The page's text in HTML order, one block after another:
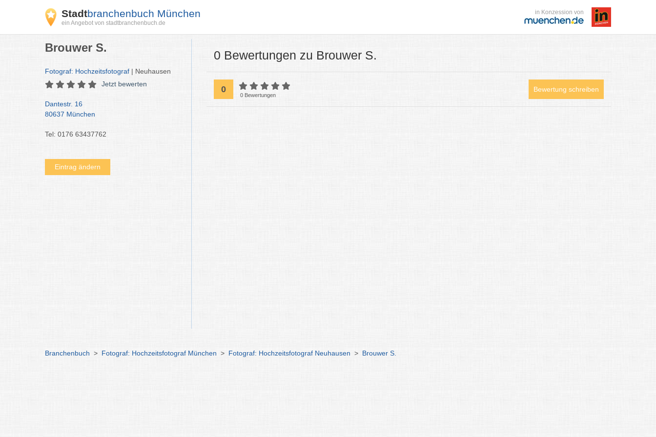
Stadtbranchenbuch München
ein Angebot von stadtbranchenbuch.de
in Konzession von
Brouwer S.
Fotograf: Hochzeitsfotograf | Neuhausen
Jetzt bewerten
Dantestr. 16
80637 München
Tel: 0176 63437762
Eintrag ändern
0 Bewertungen zu Brouwer S.
0
0 Bewertungen
Bewertung schreiben
Branchenbuch > Fotograf: Hochzeitsfotograf München > Fotograf: Hochzeitsfotograf Neuhausen > Brouwer S.